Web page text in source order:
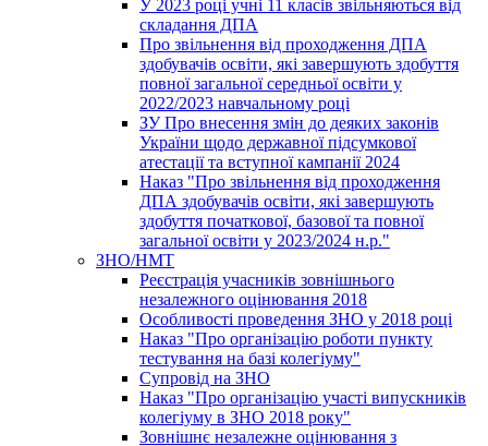
У 2023 році учні 11 класів звільняються від
складання ДПА
Про звільнення від проходження ДПА
здобувачів освіти, які завершують здобуття
повної загальної середньої освіти у
2022/2023 навчальному році
ЗУ Про внесення змін до деяких законів
України щодо державної підсумкової
атестації та вступної кампанії 2024
Наказ "Про звільнення від проходження
ДПА здобувачів освіти, які завершують
здобуття початкової, базової та повної
загальної освіти у 2023/2024 н.р."
ЗНО/НМТ
Реєстрація учасників зовнішнього
незалежного оцінювання 2018
Особливості проведення ЗНО у 2018 році
Наказ "Про організацію роботи пункту
тестування на базі колегіуму"
Супровід на ЗНО
Наказ "Про організацію участі випускників
колегіуму в ЗНО 2018 року"
Зовнішнє незалежне оцінювання з